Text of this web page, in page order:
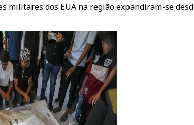
militares dos EUA na região expandiram-se